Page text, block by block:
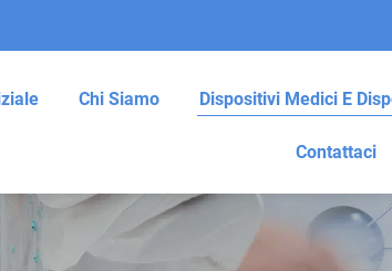
Chi Siamo Dispositivi Medici E
Contattaci